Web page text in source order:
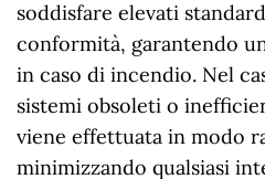
soddisfare elevati
conformità, garantendo
in caso di incendio. Nel
sistemi obsoleti o
viene effettuata in modo
minimizzando qualsiasi